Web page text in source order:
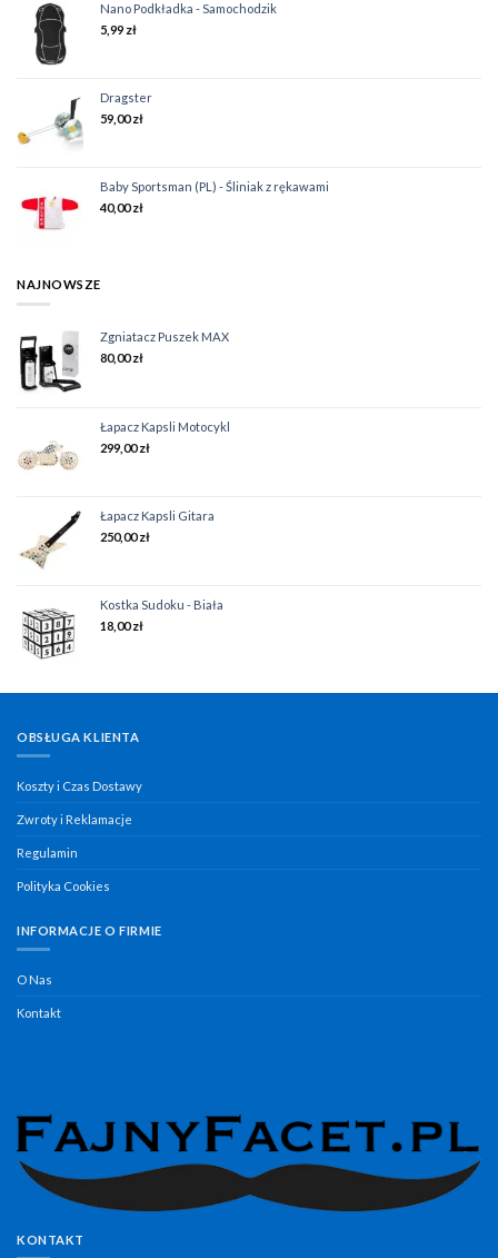
Nano Podkładka - Samochodzik
5,99 zł
Dragster
59,00zł
Baby Sportsman (PL) - Śliniak z rękawami
40,00zł
NAJNOWSZE
Zgniatacz Puszek MAX
80,00zł
Łapacz Kapsli Motocykl
299,00zł
Łapacz Kapsli Gitara
250,00zł
Kostka Sudoku - Biała
18,00zł
OBSŁUGA KLIENTA
Koszty i Czas Dostawy
Zwroty i Reklamacje
Regulamin
Polityka Cookies
INFORMACJE O FIRMIE
O Nas
Kontakt
KONTAKT